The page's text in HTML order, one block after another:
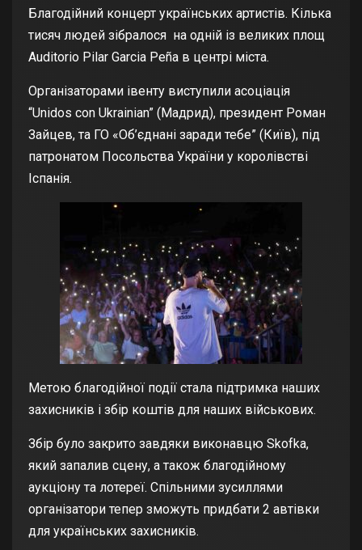
Благодійний концерт українських артистів. Кілька
тисяч людей зібралося на одній із великих площ
Auditorio Pilar Garcia Peña в центрі міста.
Організаторами івенту виступили асоціація
“Unidos con Ukrainian” (Мадрид), президент Роман
Зайцев, та ГО «Об’єднані заради тебе” (Київ), під
патронатом Посольства України у королівстві
Іспанія.
Метою благодійної події стала підтримка наших
захисників і збір коштів для наших військових.
Збір було закрито завдяки виконавцю Skofka,
який запалив сцену, а також благодійному
аукціону та лотереї. Спільними зусиллями
організатори тепер зможуть придбати 2 автівки
для українських захисників.